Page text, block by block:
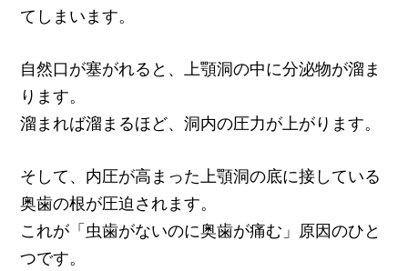
てしまいます。
自然口が塞がれると、上顎洞の中に分泌物が溜ま
ります。
溜まれば溜まるほど、洞内の圧力が上がります。
そして、内圧が高まった上顎洞の底に接している
奥歯の根が圧迫されます。
これが「虫歯がないのに奥歯が痛む」原因のひと
つです。